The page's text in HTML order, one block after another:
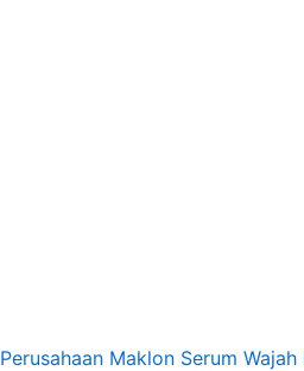
Perusahaan Maklon Serum Wajah